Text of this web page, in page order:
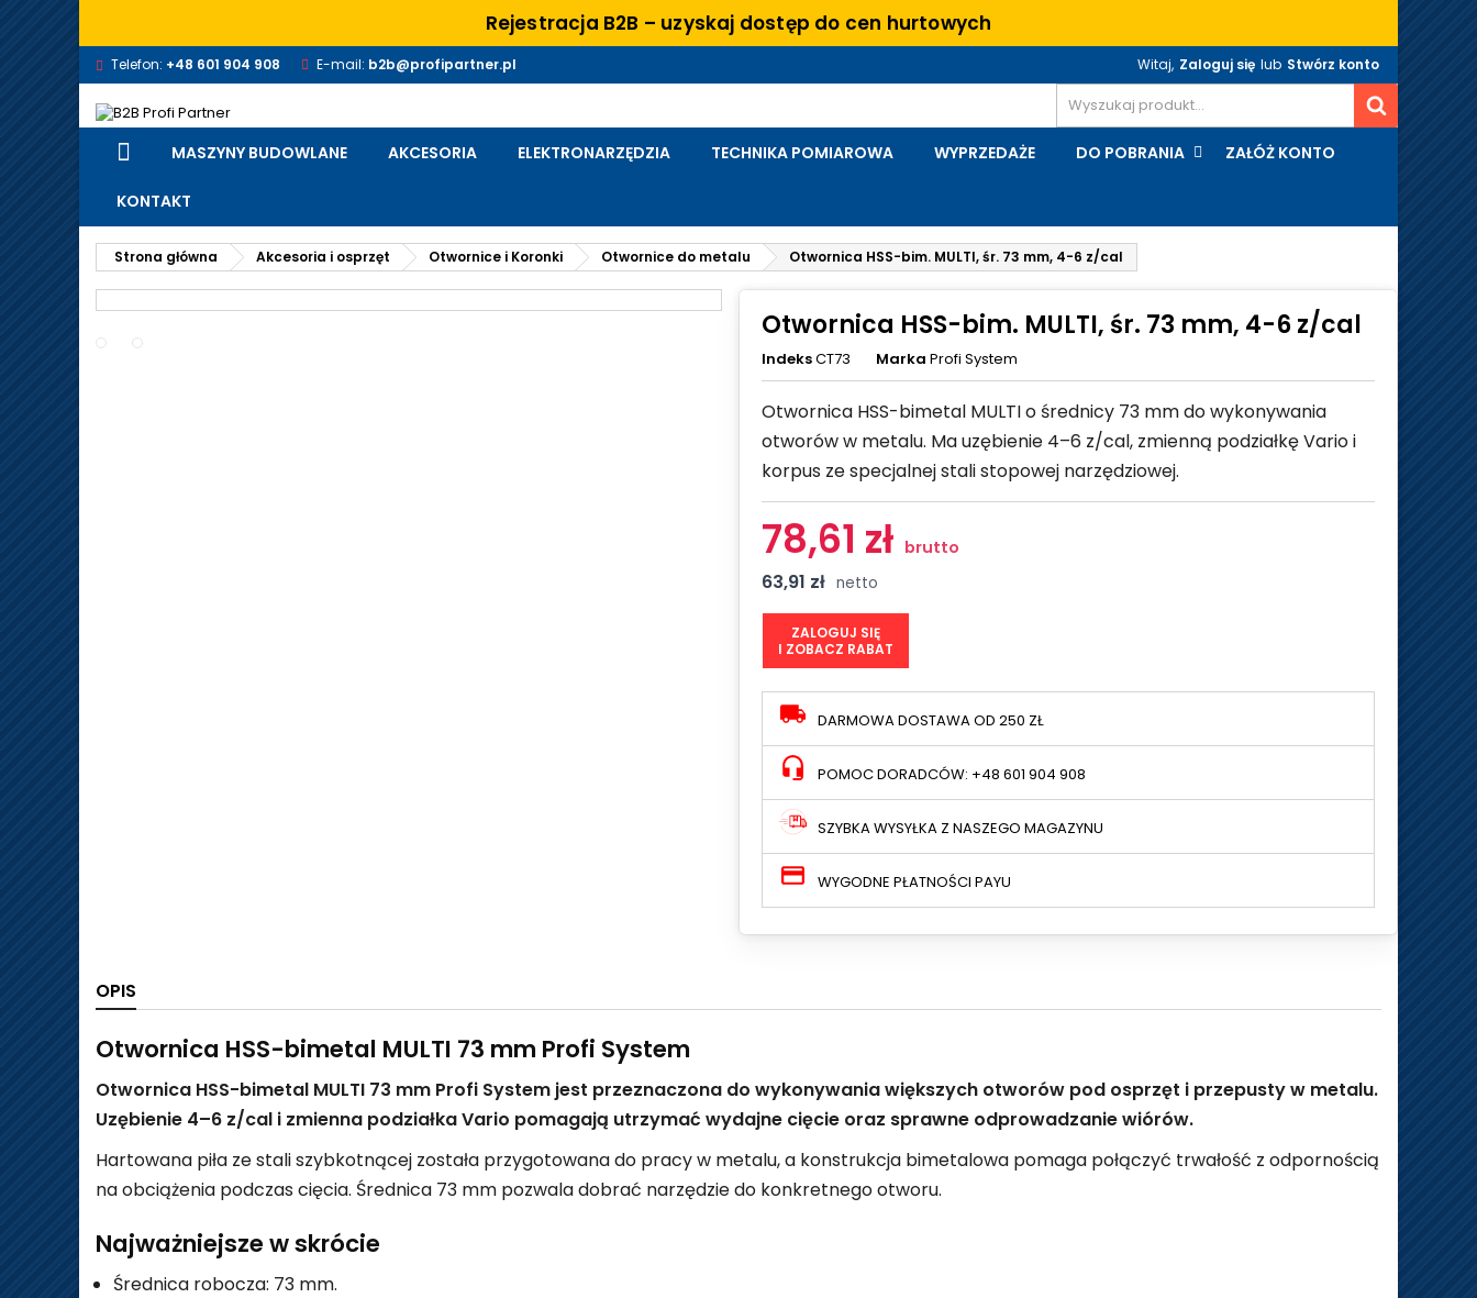
Rejestracja B2B – uzyskaj dostęp do cen hurtowych
Telefon: +48 601 904 908 E-mail: b2b@profipartner.pl Witaj, Zaloguj się lub Stwórz konto
MASZYNY BUDOWLANE AKCESORIA ELEKTRONARZĘDZIA TECHNIKA POMIAROWA WYPRZEDAŻE DO POBRANIA ZAŁÓŻ KONTO
KONTAKT
Strona główna Akcesoria i osprzęt Otwornice i Koronki Otwornice do metalu Otwornica HSS-bim. MULTI, śr. 73 mm, 4-6 z/cal
Otwornica HSS-bim. MULTI, śr. 73 mm, 4-6 z/cal
IndeksCT73 Marka Profi System
Otwornica HSS-bimetal MULTI o średnicy 73 mm do wykonywania
otworów w metalu. Ma uzębienie 4–6 z/cal, zmienną podziałkę Vario i
korpus ze specjalnej stali stopowej narzędziowej.
78,61 zł brutto
63,91 zł netto
ZALOGUJ SIĘ
I ZOBACZ RABAT
DARMOWA DOSTAWA OD 250 ZŁ
POMOC DORADCÓW: +48 601 904 908
SZYBKA WYSYŁKA Z NASZEGO MAGAZYNU
WYGODNE PŁATNOŚCI PAYU
OPIS
Otwornica HSS-bimetal MULTI 73 mm Profi System
Otwornica HSS-bimetal MULTI 73 mm Profi System jest przeznaczona do wykonywania większych otworów pod osprzęt i przepusty w metalu.
Uzębienie 4–6 z/cal i zmienna podziałka Vario pomagają utrzymać wydajne cięcie oraz sprawne odprowadzanie wiórów.
Hartowana piła ze stali szybkotnącej została przygotowana do pracy w metalu, a konstrukcja bimetalowa pomaga połączyć trwałość z odpornością
na obciążenia podczas cięcia. Średnica 73 mm pozwala dobrać narzędzie do konkretnego otworu.
Najważniejsze w skrócie
Średnica robocza: 73 mm.